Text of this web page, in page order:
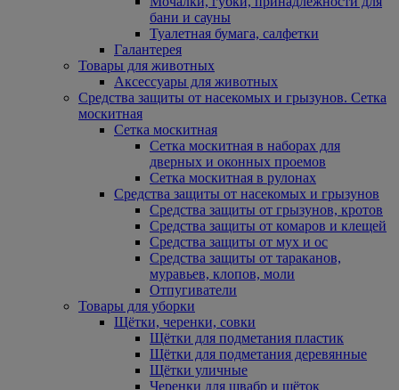
бани и сауны
Туалетная бумага, салфетки
Галантерея
Товары для животных
Аксессуары для животных
Средства защиты от насекомых и грызунов. Сетка
москитная
Сетка москитная
Сетка москитная в наборах для
дверных и оконных проемов
Сетка москитная в рулонах
Средства защиты от насекомых и грызунов
Средства защиты от грызунов, кротов
Средства защиты от комаров и клещей
Средства защиты от мух и ос
Средства защиты от тараканов,
муравьев, клопов, моли
Отпугиватели
Товары для уборки
Щётки, черенки, совки
Щётки для подметания пластик
Щётки для подметания деревянные
Щётки уличные
Черенки для швабр и щёток